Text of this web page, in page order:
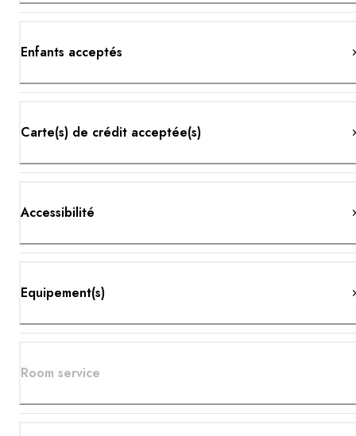
Enfants acceptés
Carte(s) de crédit acceptée(s)
Accessibilité
Equipement(s)
Room service